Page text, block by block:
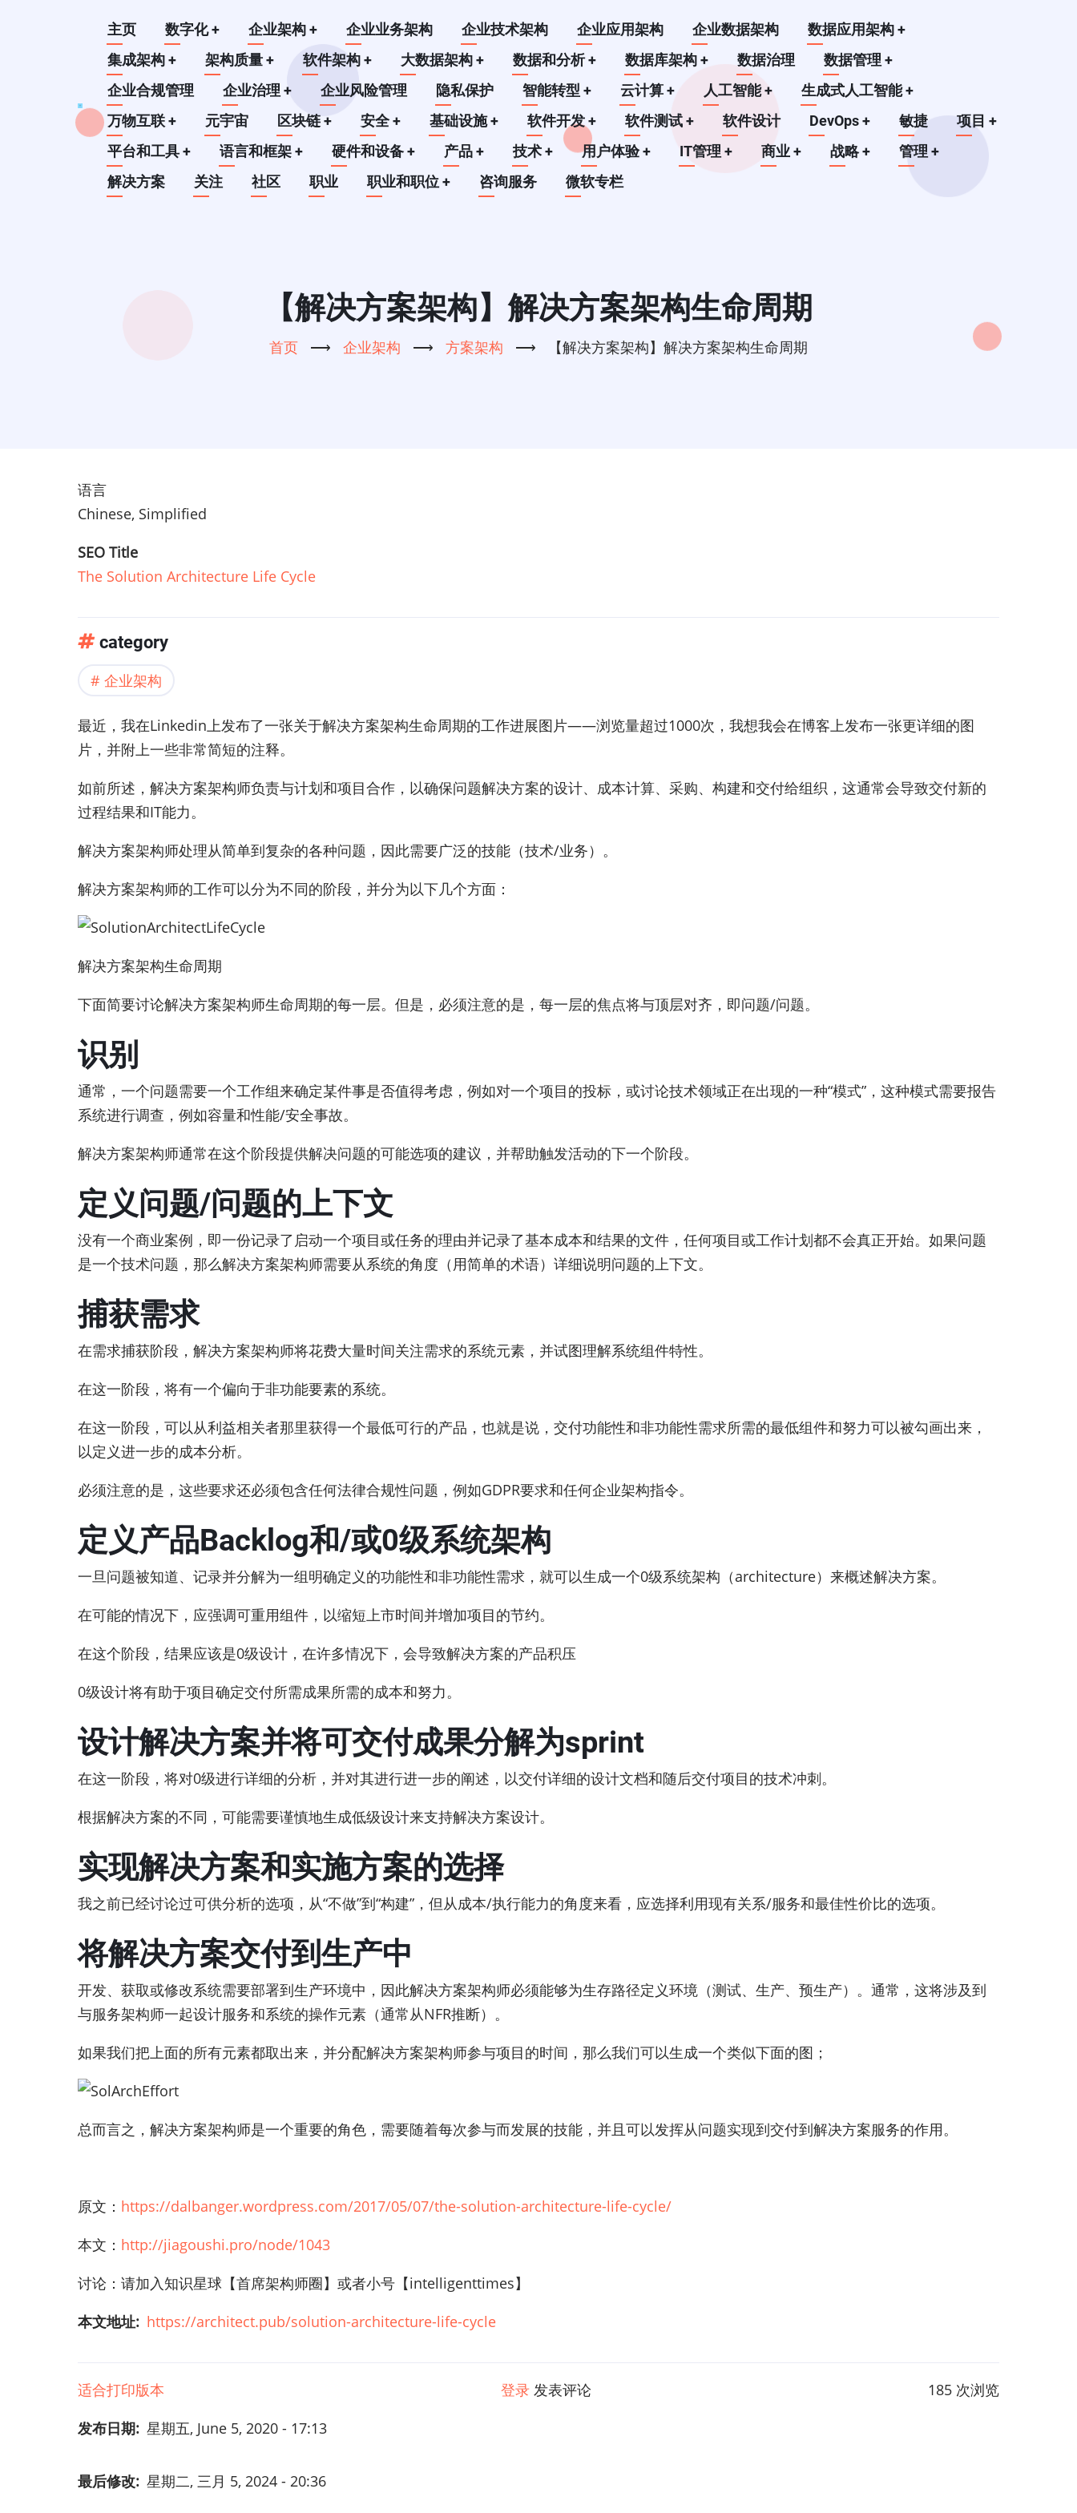
Main
navigation
主页 数字化+ 企业架构+ 企业业务架构 企业技术架构 企业应用架构 企业数据架构 数据应用架构+
集成架构+ 架构质量+ 软件架构+ 大数据架构+ 数据和分析+ 数据库架构+ 数据治理 数据管理+
企业合规管理
企业治理+ 企业风险管理 隐私保护 智能转型+ 云计算+ 人工智能+ 生成式人工智能+
万物互联+ 元宇宙 区块链+ 安全+ 基础设施+ 软件开发+ 软件测试+ 软件设计 DevOps+ 敏捷 项目+
平台和工具+ 语言和框架+ 硬件和设备+ 产品+ 技术+ 用户体验+ IT管理+ 商业+ 战略+ 管理+
解决方案
关注 社区 职业 职业和职位+ 咨询服务 微软专栏
【解决方案架构】解决方案架构生命周期
首页 ⟶ 企业架构 ⟶ 方案架构 ⟶ 【解决方案架构】解决方案架构生命周期
语言
Chinese, Simplified
SEO Title
The Solution Architecture Life Cycle
category
企业架构
最近，我在Linkedin上发布了一张关于解决方案架构生命周期的工作进展图片——浏览量超过1000次，我想我会在博客上发布一张更详细的图
片，并附上一些非常简短的注释。
如前所述，解决方案架构师负责与计划和项目合作，以确保问题解决方案的设计、成本计算、采购、构建和交付给组织，这通常会导致交付新的
过程结果和IT能力。
解决方案架构师处理从简单到复杂的各种问题，因此需要广泛的技能（技术/业务）。
解决方案架构师的工作可以分为不同的阶段，并分为以下几个方面：
解决方案架构生命周期
下面简要讨论解决方案架构师生命周期的每一层。但是，必须注意的是，每一层的焦点将与顶层对齐，即问题/问题。
识别
通常，一个问题需要一个工作组来确定某件事是否值得考虑，例如对一个项目的投标，或讨论技术领域正在出现的一种“模式”，这种模式需要报告
系统进行调查，例如容量和性能/安全事故。
解决方案架构师通常在这个阶段提供解决问题的可能选项的建议，并帮助触发活动的下一个阶段。
定义问题/问题的上下文
没有一个商业案例，即一份记录了启动一个项目或任务的理由并记录了基本成本和结果的文件，任何项目或工作计划都不会真正开始。如果问题
是一个技术问题，那么解决方案架构师需要从系统的角度（用简单的术语）详细说明问题的上下文。
捕获需求
在需求捕获阶段，解决方案架构师将花费大量时间关注需求的系统元素，并试图理解系统组件特性。
在这一阶段，将有一个偏向于非功能要素的系统。
在这一阶段，可以从利益相关者那里获得一个最低可行的产品，也就是说，交付功能性和非功能性需求所需的最低组件和努力可以被勾画出来，
以定义进一步的成本分析。
必须注意的是，这些要求还必须包含任何法律合规性问题，例如GDPR要求和任何企业架构指令。
定义产品Backlog和/或0级系统架构
一旦问题被知道、记录并分解为一组明确定义的功能性和非功能性需求，就可以生成一个0级系统架构（architecture）来概述解决方案。
在可能的情况下，应强调可重用组件，以缩短上市时间并增加项目的节约。
在这个阶段，结果应该是0级设计，在许多情况下，会导致解决方案的产品积压
0级设计将有助于项目确定交付所需成果所需的成本和努力。
设计解决方案并将可交付成果分解为sprint
在这一阶段，将对0级进行详细的分析，并对其进行进一步的阐述，以交付详细的设计文档和随后交付项目的技术冲刺。
根据解决方案的不同，可能需要谨慎地生成低级设计来支持解决方案设计。
实现解决方案和实施方案的选择
我之前已经讨论过可供分析的选项，从“不做”到“构建”，但从成本/执行能力的角度来看，应选择利用现有关系/服务和最佳性价比的选项。
将解决方案交付到生产中
开发、获取或修改系统需要部署到生产环境中，因此解决方案架构师必须能够为生存路径定义环境（测试、生产、预生产）。通常，这将涉及到
与服务架构师一起设计服务和系统的操作元素（通常从NFR推断）。
如果我们把上面的所有元素都取出来，并分配解决方案架构师参与项目的时间，那么我们可以生成一个类似下面的图；
总而言之，解决方案架构师是一个重要的角色，需要随着每次参与而发展的技能，并且可以发挥从问题实现到交付到解决方案服务的作用。
原文： https://dalbanger.wordpress.com/2017/05/07/the-solution-architecture-life-cycle/
本文： http://jiagoushi.pro/node/1043
讨论：请加入知识星球【首席架构师圈】或者小号【intelligenttimes】
本文地址
https://architect.pub/solution-architecture-life-cycle
适合打印版本 登录 发表评论
185 次浏览
发布日期 星期五, June 5, 2020 - 17:13
最后修改 星期二, 三月 5, 2024 - 20:36